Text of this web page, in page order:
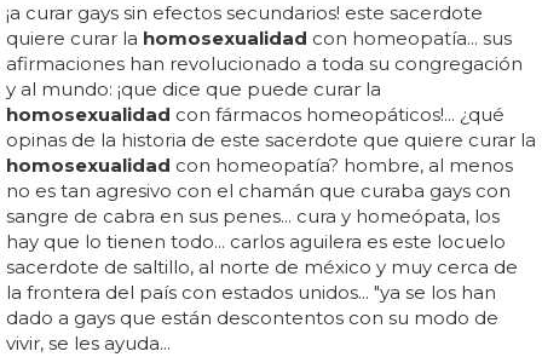
¡a curar gays sin efectos secundarios! este sacerdote
quiere curar la homosexualidad con homeopatía... sus
afirmaciones han revolucionado a toda su congregación
y al mundo: ¡que dice que puede curar la
homosexualidad con fármacos homeopáticos!... ¿qué
opinas de la historia de este sacerdote que quiere curar la
homosexualidad con homeopatía? hombre, al menos
no es tan agresivo con el chamán que curaba gays con
sangre de cabra en sus penes... cura y homeópata, los
hay que lo tienen todo... carlos aguilera es este locuelo
sacerdote de saltillo, al norte de méxico y muy cerca de
la frontera del país con estados unidos... "ya se los han
dado a gays que están descontentos con su modo de
vivir, se les ayuda...